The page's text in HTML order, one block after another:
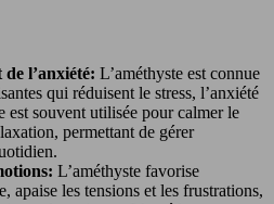
l’anxiété: L’améthyste est connue
qui réduisent le stress, l’anxiété
est souvent utilisée pour calmer le
permettant de gérer
L’améthyste favorise
apaise les tensions et les frustrations,